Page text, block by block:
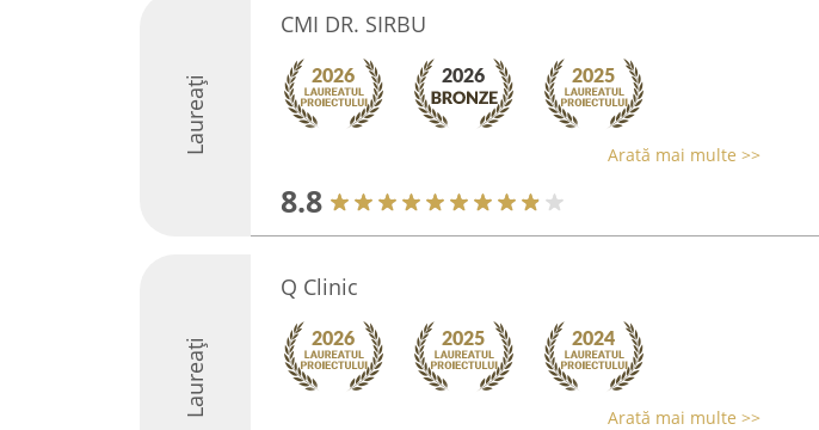
Laureați
CMI DR. SIRBU
Arată mai multe >>
8.8
Laureați
Q Clinic
Arată mai multe >>